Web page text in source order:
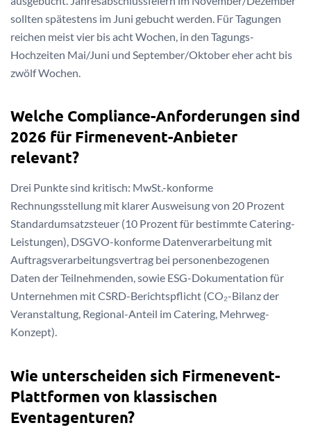
sollten spätestens im Juni gebucht werden. Für Tagungen
reichen meist vier bis acht Wochen, in den Tagungs-
Hochzeiten Mai/Juni und September/Oktober eher acht bis
zwölf Wochen.
Welche Compliance-Anforderungen sind
2026 für Firmenevent-Anbieter
relevant?
Drei Punkte sind kritisch: MwSt.-konforme
Rechnungsstellung mit klarer Ausweisung von 20 Prozent
Standardumsatzsteuer (10 Prozent für bestimmte Catering-
Leistungen), DSGVO-konforme Datenverarbeitung mit
Auftragsverarbeitungsvertrag bei personenbezogenen
Daten der Teilnehmenden, sowie ESG-Dokumentation für
Unternehmen mit CSRD-Berichtspflicht (CO₂-Bilanz der
Veranstaltung, Regional-Anteil im Catering, Mehrweg-
Konzept).
Wie unterscheiden sich Firmenevent-
Plattformen von klassischen
Eventagenturen?